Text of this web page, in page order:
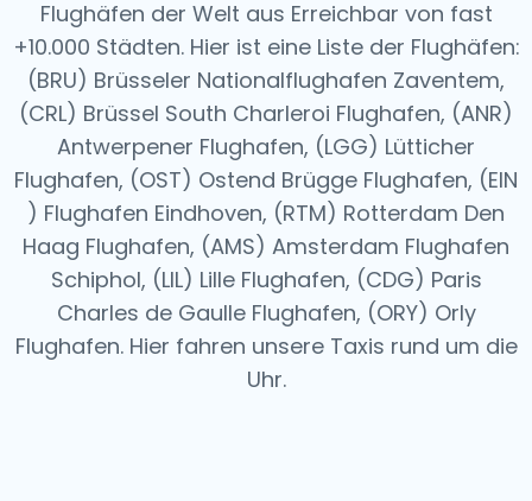
Flughäfen der Welt aus Erreichbar von fast
+10.000 Städten. Hier ist eine Liste der Flughäfen:
(BRU) Brüsseler Nationalflughafen Zaventem,
(CRL) Brüssel South Charleroi Flughafen, (ANR)
Antwerpener Flughafen, (LGG) Lütticher
Flughafen, (OST) Ostend Brügge Flughafen, (EIN
) Flughafen Eindhoven, (RTM) Rotterdam Den
Haag Flughafen, (AMS) Amsterdam Flughafen
Schiphol, (LIL) Lille Flughafen, (CDG) Paris
Charles de Gaulle Flughafen, (ORY) Orly
Flughafen. Hier fahren unsere Taxis rund um die
Uhr.